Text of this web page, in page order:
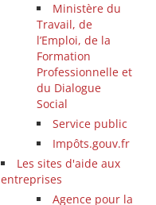
Ministère du
Travail, de
l’Emploi, de la
Formation
Professionnelle et
du Dialogue
Social
Service public
Impôts.gouv.fr
Les sites d'aide aux
entreprises
Agence pour la